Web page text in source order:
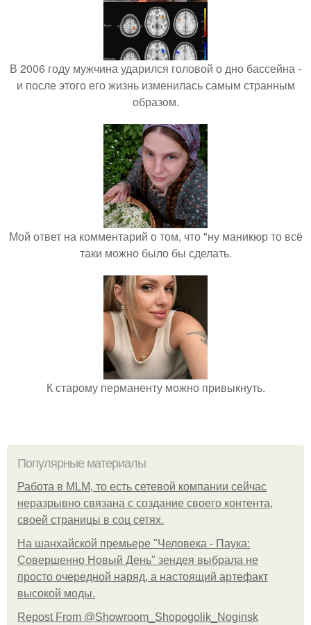
В 2006 году мужчина ударился головой о дно бассейна -
и после этого его жизнь изменилась самым странным
образом.
Мой ответ на комментарий о том, что "ну маникюр то всё
таки можно было бы сделать.
К старому перманенту можно привыкнуть.
Популярные материалы
Работа в MLM, то есть сетевой компании сейчас
неразрывно связана с создание своего контента,
своей страницы в соц сетях.
На шанхайской премьере "Человека - Паука:
Совершенно Новый День" зендея выбрала не
просто очередной наряд, а настоящий артефакт
высокой моды.
Repost From @Showroom_Shopogolik_Noginsk